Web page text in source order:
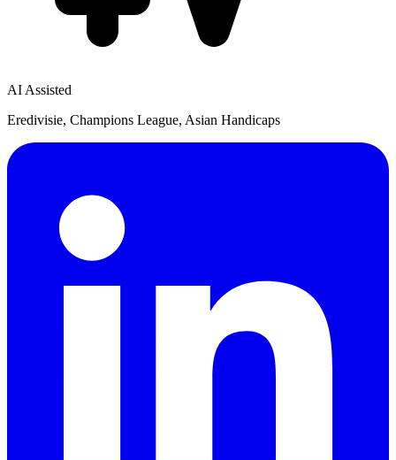
AI Assisted
Eredivisie, Champions League, Asian Handicaps